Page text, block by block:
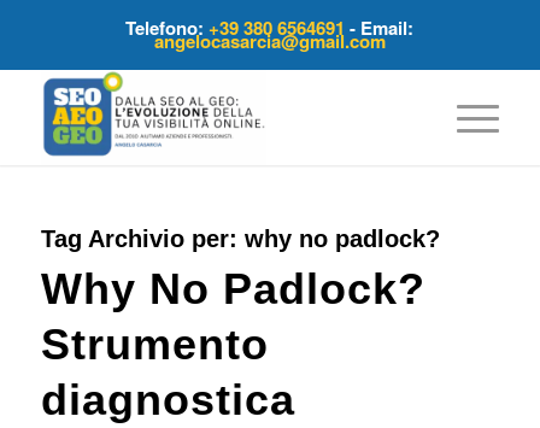
Telefono:+39 380 6564691 - Email:
angelocasarcia@gmail.com
Tag Archivio per: why no padlock?
Why No Padlock?
Strumento
diagnostica